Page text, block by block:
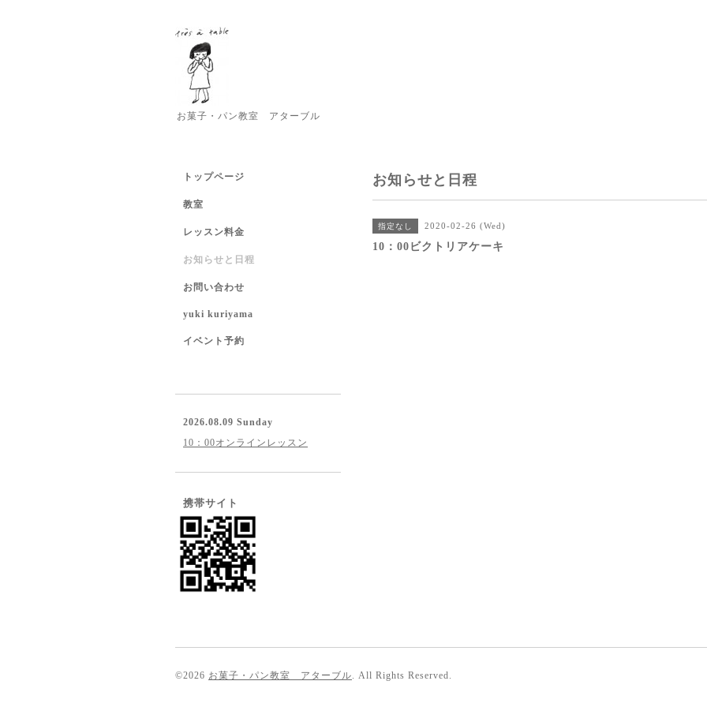
お菓子・パン教室 アターブル
お知らせと日程
指定なし 2020-02-26 (Wed)
10：00ビクトリアケーキ
トップページ
教室
レッスン料金
お知らせと日程
お問い合わせ
yuki kuriyama
イベント予約
2026.08.09 Sunday
10：00オンラインレッスン
携帯サイト
©2026 お菓子・パン教室 アターブル. All Rights Reserved.